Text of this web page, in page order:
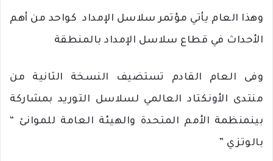
وهذا العام يأتي مؤتمر سلاسل الإمداد كواحد من أهم
الأحداث في قطاع سلاسل الإمداد بالمنطقة
وفى العام القادم تستضيف النسخة الثانية
من
منتدى
الأونكتاد العالمي لسلاسل التوريد بمشاركة
بينمنظمة الأمم المتحدة والهيئة العامة للموانئ “
بالوتزي ”